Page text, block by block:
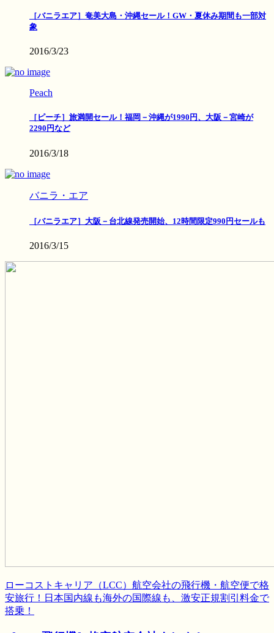
［バニラエア］奄美大島・沖縄セール！GW・夏休み期間も一部対
象
2016/3/23
Peach
［ピーチ］旅満開セール！福岡－沖縄が1990円、大阪－宮崎が
2290円など
2016/3/18
バニラ・エア
［バニラエア］大阪－台北線発売開始、12時間限定990円セールも
2016/3/15
ローコストキャリア（LCC）航空会社の飛行機・航空便で格
安旅行！日本国内線も海外の国際線も、激安正規割引料金で
搭乗！